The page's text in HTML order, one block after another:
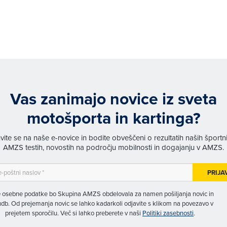
Vas zanimajo novice iz sveta
motošporta in kartinga?
se na naše e-novice in bodite obveščeni o rezultatih naših
AMZS testih, novostih na področju mobilnosti in dogajanju v AMZS.
osebne podatke bo Skupina AMZS obdelovala za namen pošiljanja novic in
Od prejemanja novic se lahko kadarkoli odjavite s klikom na povezavo v
prejetem sporočilu. Več si lahko preberete v naši Politiki zasebnosti.